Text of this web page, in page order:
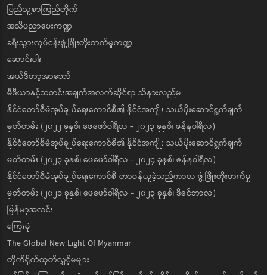
ပြည်သူ့စာကြည့်တိုက်
အသိပညာပေးကဏ္ဍ
ခရီးသွားလုပ်ငန်းဖွံ့ဖြိုးတိုးတက်မှုကဏ္ဍ
ဆောင်းပါး
အယ်ဒီတာ့အာဘော်
မီဒီယာနှင့်သတင်းအချက်အလက်ဆိုင်ရာ သိနားလည်မှု
နိုင်ငံတော်စီမံအုပ်ချုပ်ရေးကောင်စီ၏ နိုင်ငံအကျိုး သယ်ပိုးဆောင်ရွက်ချက်
မှတ်တမ်း (၂၀၂၂ ခုနှစ်၊ ဖေဖော်ဝါရီလ - ၂၀၂၃ ခုနှစ်၊ ဇန်နဝါရီလ)
နိုင်ငံတော်စီမံအုပ်ချုပ်ရေးကောင်စီ၏ နိုင်ငံအကျိုး သယ်ပိုးဆောင်ရွက်ချက်
မှတ်တမ်း (၂၀၂၃ ခုနှစ်၊ ဖေဖော်ဝါရီလ - ၂၀၂၄ ခုနှစ်၊ ဇန်နဝါရီလ)
နိုင်ငံတော်စီမံအုပ်ချုပ်ရေးကောင်စီ တာဝန်ယူခဲ့သည့်ကာလ ဖွံ့ဖြိုးတိုးတက်မှု
မှတ်တမ်း (၂၀၂၁ ခုနှစ်၊ ဖေဖော်ဝါရီလ - ၂၀၂၃ ခုနှစ်၊ ဒီဇင်ဘာလ)
မြန်မာ့အလင်း
ကြေးမုံ
The Global New Light Of Myanmar
တိုက်ရိုက်ထုတ်လွှင့်မှုများ